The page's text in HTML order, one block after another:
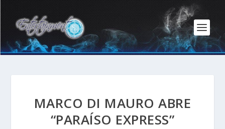
MARCO DI MAURO ABRE
“PARAÍSO EXPRESS”